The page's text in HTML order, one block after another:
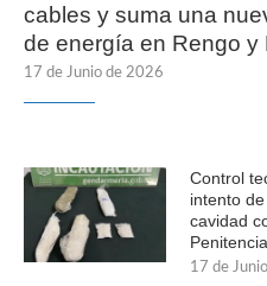
cables y suma una
de energía en Rengo y
17 de Junio de 2026
Control
intento
cavidad
17 de